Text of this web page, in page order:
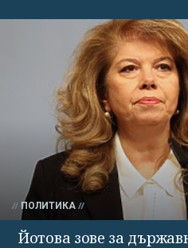
ПОЛИТИКА
Йотова зове за